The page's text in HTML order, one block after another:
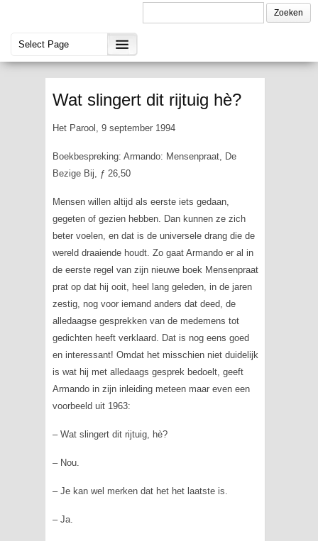
Wat slingert dit rijtuig hè?
Het Parool, 9 september 1994
Boekbespreking: Armando: Mensenpraat, De
Bezige Bij, ƒ 26,50
Mensen willen altijd als eerste iets gedaan,
gegeten of gezien hebben. Dan kunnen ze zich
beter voelen, en dat is de universele drang die de
wereld draaiende houdt. Zo gaat Armando er al in
de eerste regel van zijn nieuwe boek Mensenpraat
prat op dat hij ooit, heel lang geleden, in de jaren
zestig, nog voor iemand anders dat deed, de
alledaagse gesprekken van de medemens tot
gedichten heeft verklaard. Dat is nog eens goed
en interessant! Omdat het misschien niet duidelijk
is wat hij met alledaags gesprek bedoelt, geeft
Armando in zijn inleiding meteen maar even een
voorbeeld uit 1963:
– Wat slingert dit rijtuig, hè?
– Nou.
– Je kan wel merken dat het het laatste is.
– Ja.